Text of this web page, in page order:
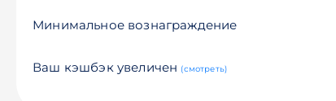
Минимальное вознаграждение
Ваш кэшбэк увеличен (смотреть)